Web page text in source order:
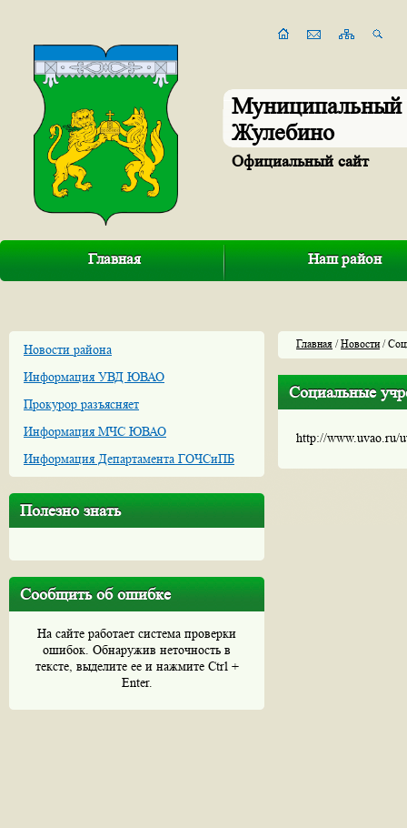
Муниципальный
Жулебино
Официальный сайт
Главная Наш район
Новости района
Информация УВД ЮВАО
Прокурор разъясняет
Информация МЧС ЮВАО
Информация Департамента ГОЧСиПБ
Полезно знать
Сообщить об ошибке
На сайте работает система проверки
ошибок. Обнаружив неточность в
тексте, выделите ее и нажмите Ctrl +
Enter.
Главная /Новости/
Социальные
http://www.uvao.ru/